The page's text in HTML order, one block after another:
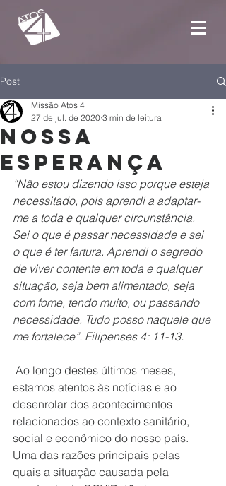
Post
Nossa
esperança
Missão Atos 4
27 de jul. de 2020 3 min de leitura
“Não estou dizendo isso porque esteja
necessitado, pois aprendi a adaptar-
me a toda e qualquer circunstância.
Sei o que é passar necessidade e sei
o que é ter fartura. Aprendi o segredo
de viver contente em toda e qualquer
situação, seja bem alimentado, seja
com fome, tendo muito, ou passando
necessidade. Tudo posso naquele que
me fortalece”. Filipenses 4: 11-13.
estamos atentos às notícias e ao
desenrolar dos acontecimentos
relacionados ao contexto sanitário,
social e econômico do nosso país.
Uma das razões principais pelas
quais a situação causada pela